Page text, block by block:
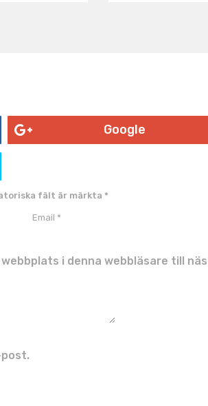
Google
fält är märkta *
i denna webbläsare till
post.